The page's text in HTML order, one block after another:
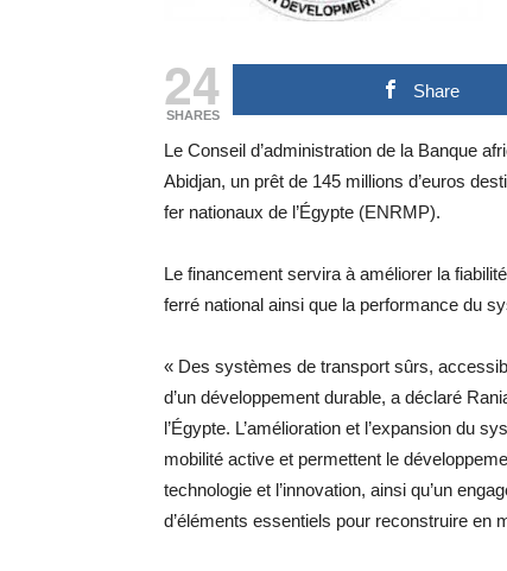
24
SHARES
Share
Le Conseil d’administration de la Banque
Abidjan, un prêt de 145 millions d’euros
fer nationaux de l’Égypte (ENRMP).
Le financement servira à améliorer la
ferré national ainsi que la performance du
« Des systèmes de transport sûrs,
d’un développement durable, a déclaré
l’Égypte. L’amélioration et l’expansion du
mobilité active et permettent le
technologie et l’innovation, ainsi qu’un
d’éléments essentiels pour reconstruire en